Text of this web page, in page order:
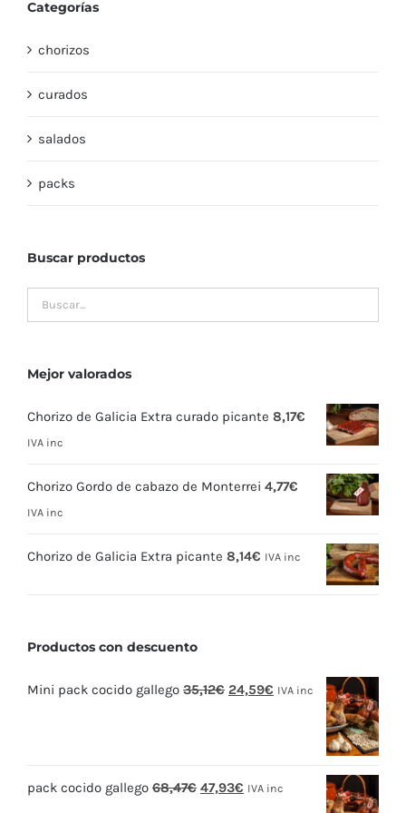
Categorías
chorizos
curados
salados
packs
Buscar productos
Mejor valorados
Chorizo de Galicia Extra curado picante 8,17€
IVA inc
Chorizo Gordo de cabazo de Monterrei 4,77€
IVA inc
Chorizo de Galicia Extra picante 8,14€ IVA inc
Productos con descuento
Mini pack cocido gallego 35,12€ El
35,12€.
24,59€ El
24,59€.
IVA inc
pack cocido gallego 68,47€ El
47,93€ El
IVA inc